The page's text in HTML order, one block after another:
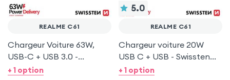
REALME C61
Chargeur Voiture 63W,
USB-C + USB 3.0 -
Swissten pour Realme C61
+ 1 option
5.0
REALME C61
Chargeur voiture 20W
USB C + USB - Swissten
pour Realme C61
+ 1 option